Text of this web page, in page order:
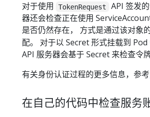
对于使用
TokenRequest
API 签发
器还会检查正在使用
是否仍然存在， 方式是通过该对象
配。 对于以 Secret 形式挂载到 Pod
API 服务器会基于 Secret 来检查令牌
有关身份认证过程的更多信息，参考
在自己的代码中检查服务